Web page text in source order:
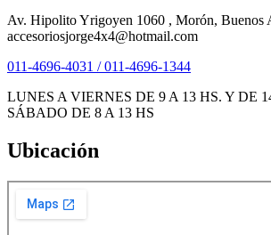
Av. Hipolito Yrigoyen 1060 , Morón, Buenos
accesoriosjorge4x4@hotmail.com
011-4696-4031 / 011-4696-1344
LUNES A VIERNES DE 9 A 13 HS. Y DE
SÁBADO DE 8 A 13 HS
Ubicación